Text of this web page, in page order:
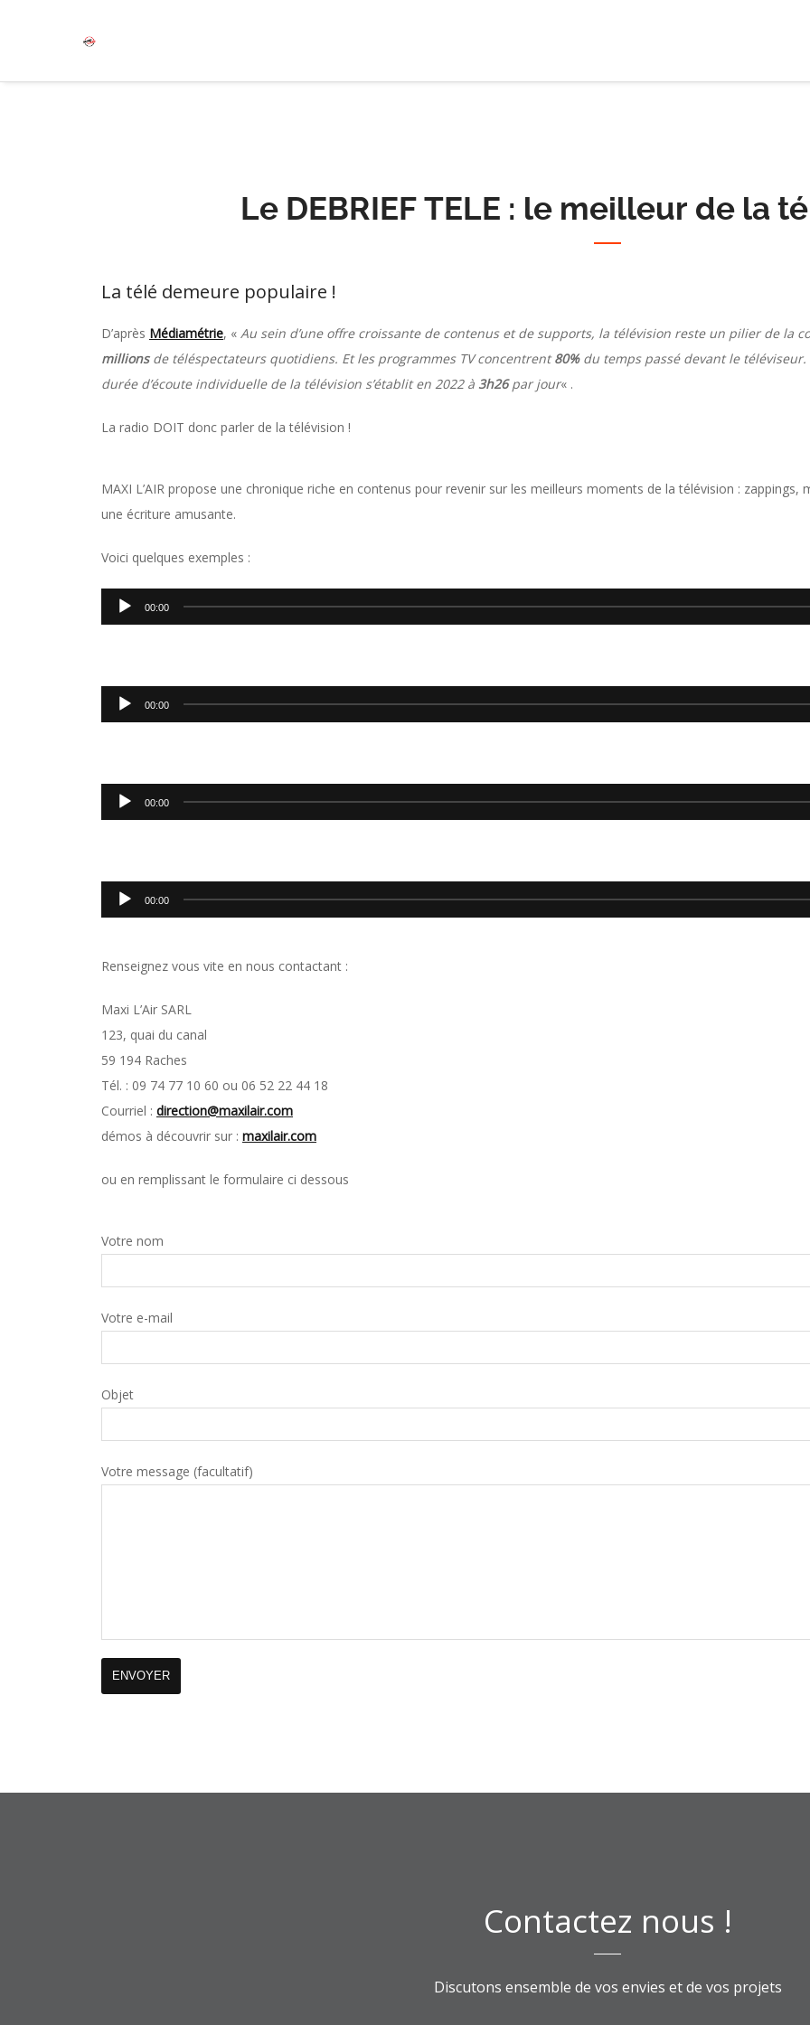
Le DEBRIEF TELE : le meilleur de la
La télé demeure populaire !
D’après Médiamétrie, « Au sein d’une offre croissante de contenus et de supports, la télévision reste un pilier de la
millionsde téléspectateurs quotidiens. Et les programmes TV concentrent80%du temps passé devant le
durée d’écoute individuelle de la télévision s’établit en 2022 à 3h26parjour« .
La radio DOIT donc parler de la télévision !
MAXI L’AIR propose une chronique riche en contenus pour revenir sur les meilleurs moments de la télévision :
une écriture amusante.
Voici quelques exemples :
Lecteur
audio
00:00
Lecteur
audio
00:00
Lecteur
audio
00:00
Lecteur
audio
00:00
Renseignez vous vite en nous contactant :
Maxi L’Air SARL
123, quai du canal
59 194 Raches
Tél. : 09 74 77 10 60 ou 06 52 22 44 18
Courriel : direction@maxilair.com
démos à découvrir sur : maxilair.com
ou en remplissant le formulaire ci dessous
Votre nom
Votre e-mail
Objet
Votre message (facultatif)
Contactez nous !
Discutons ensemble de vos envies et de vos projets